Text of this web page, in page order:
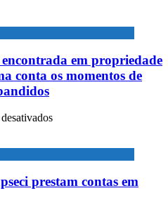
em propriedade
conta os momentos de
em
em
prestam contas em